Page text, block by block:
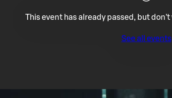
This event has already passed, but
See all events